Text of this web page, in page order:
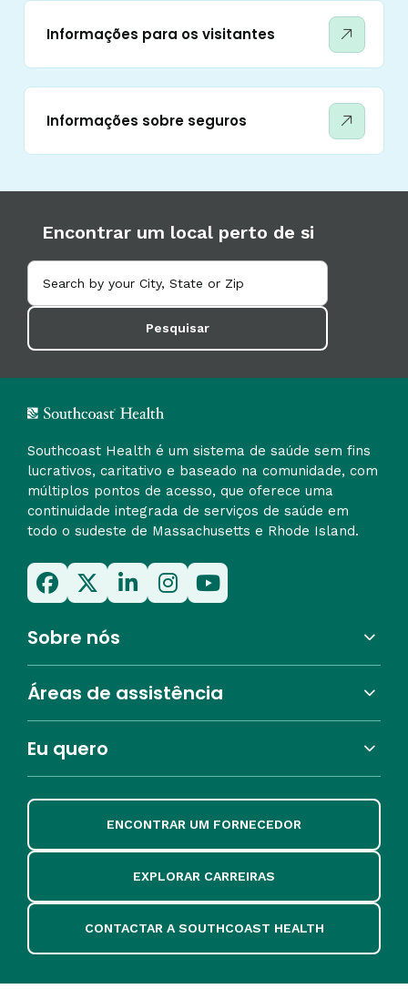
Informações para os visitantes
Informações sobre seguros
Encontrar um local perto de si
Pesquisar
Southcoast Health é um sistema de saúde sem fins
lucrativos, caritativo e baseado na comunidade, com
múltiplos pontos de acesso, que oferece uma
continuidade integrada de serviços de saúde em
todo o sudeste de Massachusetts e Rhode Island.
Sobre nós
Áreas de assistência
Eu quero
ENCONTRAR UM FORNECEDOR
EXPLORAR CARREIRAS
CONTACTAR A SOUTHCOAST HEALTH